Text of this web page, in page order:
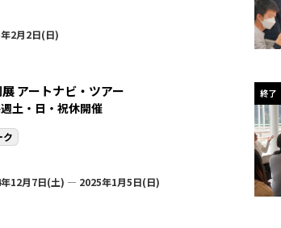
2月2日(日)
アートナビ・ツアー
土・日・祝休開催
ク
12月7日(土) — 2025年1月5日(日)
終了